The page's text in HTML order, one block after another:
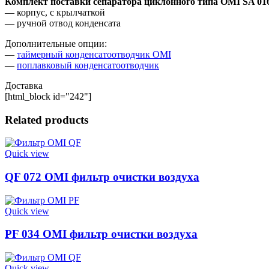
— корпус, с крылчаткой
— ручной отвод конденсата
Дополнительные опции:
— таймерный конденсатоотводчик OMI
— поплавковый конденсатоотводчик
Доставка
[html_block id="242"]
Related products
Quick view
QF 072 OMI фильтр очистки воздуха
Quick view
PF 034 OMI фильтр очистки воздуха